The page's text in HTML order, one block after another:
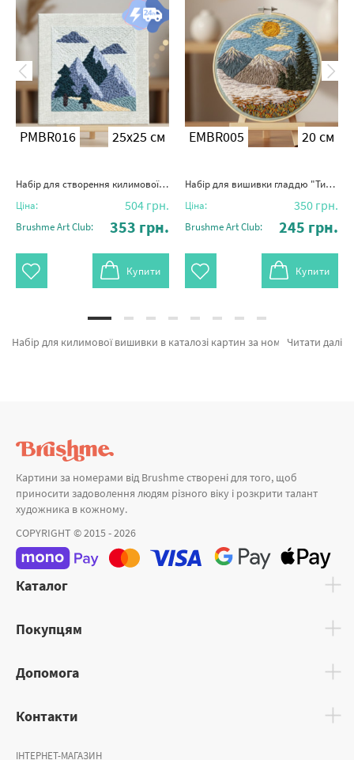
PMBR016 25x25 см
Набір для створення килимової вишивки "Твоя вершина"
Ціна: 504 грн.
Brushme Art Club: 353 грн.
Купити
EMBR005 20 см
Набір для вишивки гладдю "Тиша високих гір"
Ціна: 350 грн.
Brushme Art Club: 245 грн.
Купити
Читати далі
Набір для килимової вишивки в каталозі картин за номерами и алмазної мозаїки Brushme.com.ua. На сторінці можна з легкістю обрати Набір для створення килимової вишивки "Під світлом місяця" від бренду з світовим іменем Brushme який дивує своїми рішеннями. Кожен продукт розділу «Набори для творчості DIY» підтверджений довірою покупців та спеціалістів. Набір для створення килимової вишивки "М'яка колючка", Набір для створення килимової вишивки "Повернення додому" и Набір для створення килимової вишивки "Любов у стібках" а также хороший вибір позицій за привабливими цінами. Замовляючи Машини та картина за номерами ван, миттєво привеземо в Дніпродзержинськ або інші міста України . Собаки або картини за номерами дівчинка, оформляйте замовлення прямо зараз!
Картини за номерами від Brushme створені для того, щоб
приносити задоволення людям різного віку і розкрити талант
художника в кожному.
COPYRIGHT © 2015 - 2026
Каталог
Покупцям
Допомога
Контакти
ІНТЕРНЕТ-МАГАЗИН